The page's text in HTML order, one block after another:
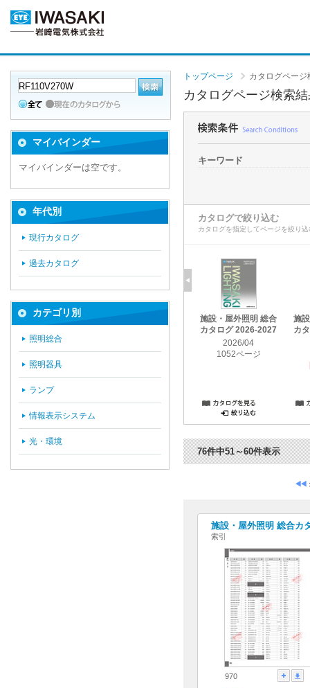
トップページ カタログページ
カタログページ検索
キーワード
カタログで絞り込む
カタログを指定してページを絞り
施設・屋外照明 総合
カタログ 2026-2027
2026/04
1052ページ
施
カ
76件中51～60件表示
施設・屋外照明 総合カ
索引
970
マイバインダー
マイバインダーは空です。
年代別
現行カタログ
過去カタログ
カテゴリ別
照明総合
照明器具
ランプ
情報表示システム
光・環境